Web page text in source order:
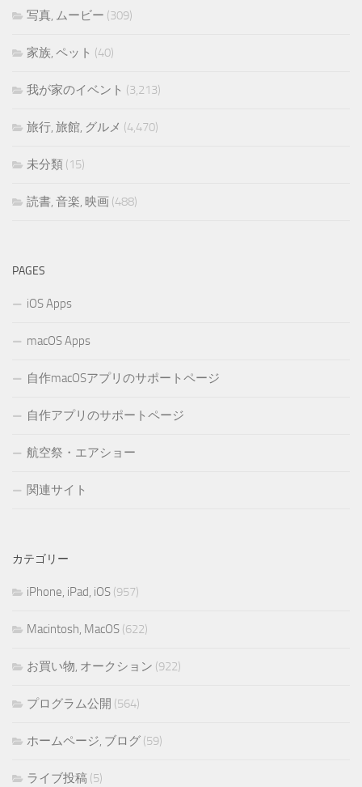
写真, ムービー (309)
家族, ペット (40)
我が家のイベント (3,213)
旅行, 旅館, グルメ (4,470)
未分類 (15)
読書, 音楽, 映画 (488)
PAGES
iOS Apps
macOS Apps
自作macOSアプリのサポートページ
自作アプリのサポートページ
航空祭・エアショー
関連サイト
カテゴリー
iPhone, iPad, iOS (957)
Macintosh, MacOS (622)
お買い物, オークション (922)
プログラム公開 (564)
ホームページ, ブログ (59)
ライブ投稿 (5)